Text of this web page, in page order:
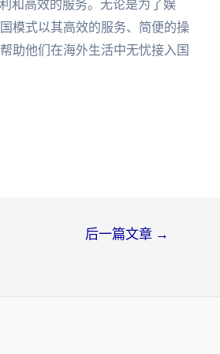
和高效的服务。无论是为了娱
模式以其高效的服务、简便的操
助他们在海外生活中无忧接入国
后一篇文章 →